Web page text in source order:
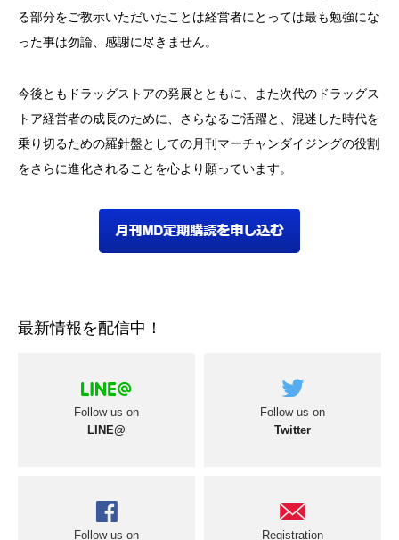
る部分をご教示いただいたことは経営者にとっては最も勉強にな
った事は勿論、感謝に尽きません。
今後ともドラッグストアの発展とともに、また次代のドラッグス
トア経営者の成長のために、さらなるご活躍と、混迷した時代を
乗り切るための羅針盤としての月刊マーチャンダイジングの役割
をさらに進化されることを心より願っています。
最新情報を配信中！
Follow us on
LINE@
Follow us on
Twitter
Follow us on Registration